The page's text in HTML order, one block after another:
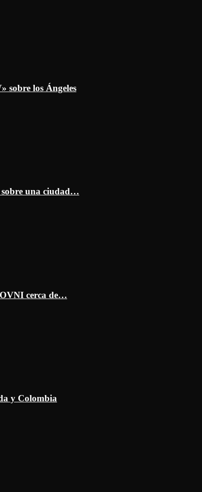
sobre los Ángeles
sobre una ciudad…
OVNI cerca de…
y Colombia